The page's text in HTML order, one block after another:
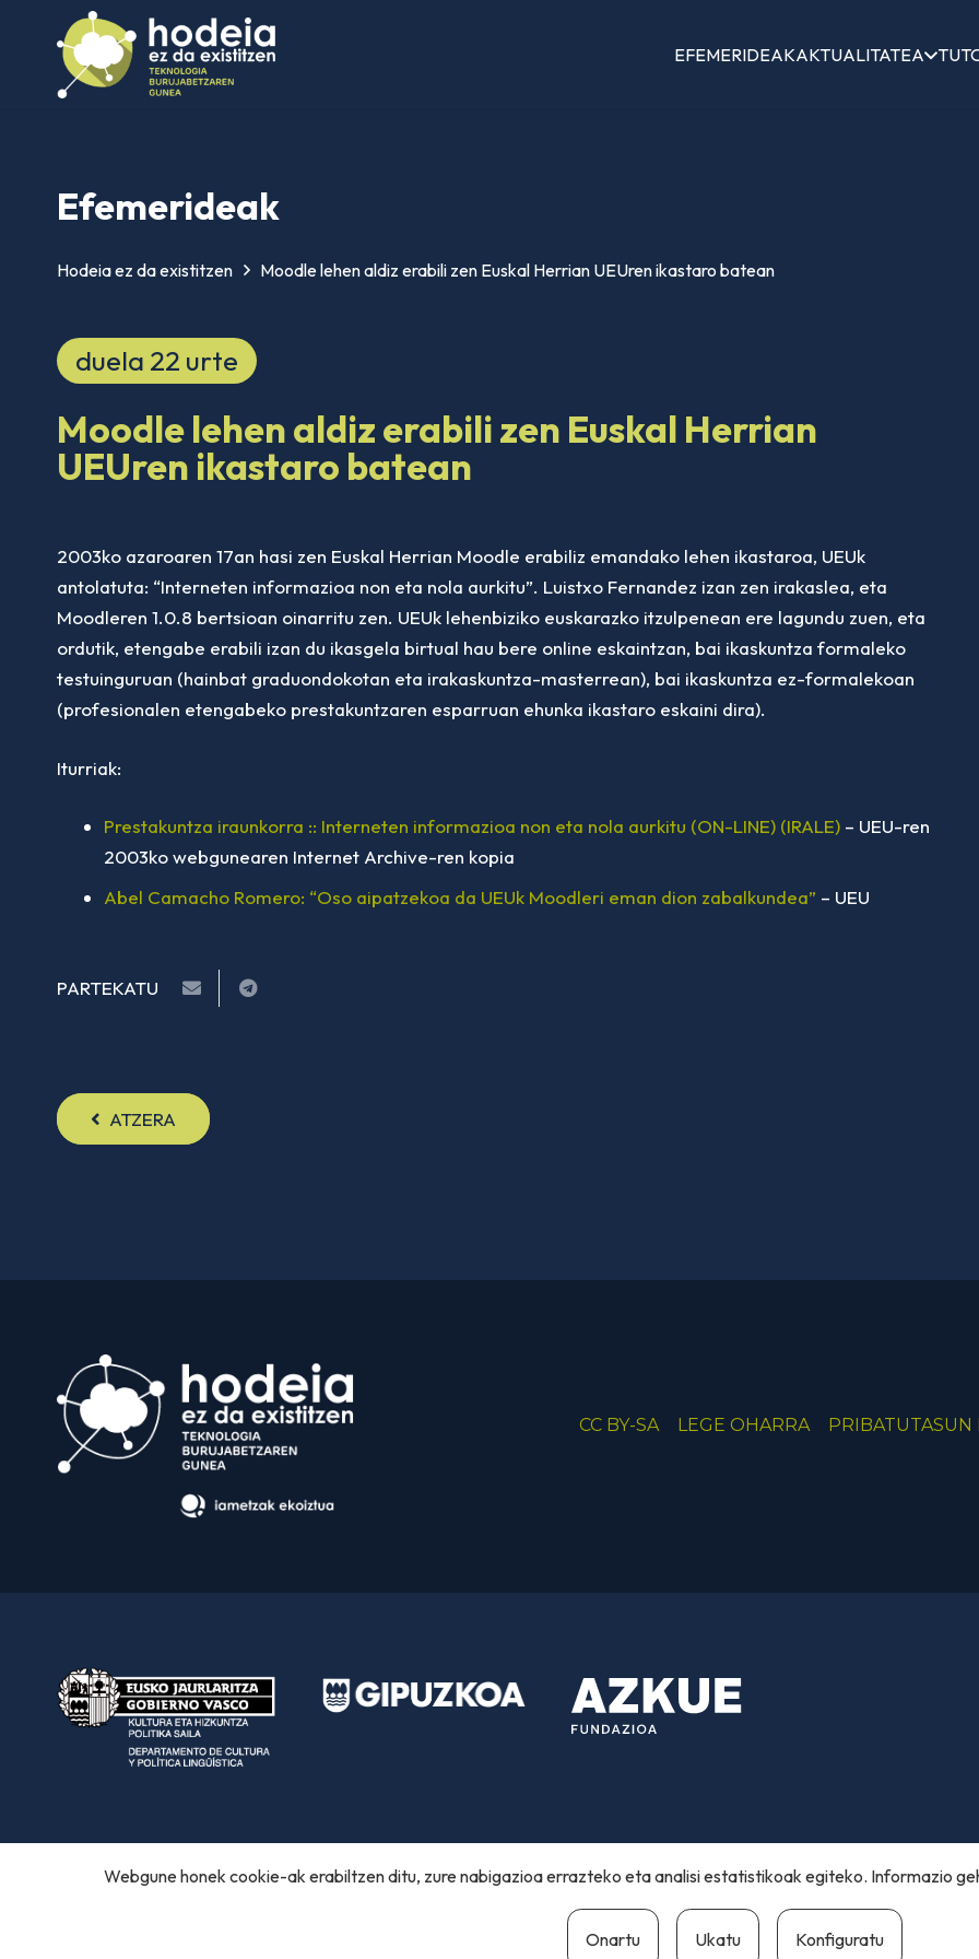
EFEMERIDEAKAKTUALITATEA
Efemerideak
Hodeia ez da existitzen Moodle lehen aldiz erabili zen Euskal Herrian UEUren ikastaro batean
duela 22 urte
Moodle lehen aldiz erabili zen Euskal Herrian
UEUren ikastaro batean
2003ko azaroaren 17an hasi zen Euskal Herrian Moodle erabiliz emandako lehen ikastaroa, UEUk
antolatuta: “Interneten informazioa non eta nola aurkitu”. Luistxo Fernandez izan zen irakaslea, eta
Moodleren 1.0.8 bertsioan oinarritu zen. UEUk lehenbiziko euskarazko itzulpenean ere lagundu zuen, eta
ordutik, etengabe erabili izan du ikasgela birtual hau bere online eskaintzan, bai ikaskuntza formaleko
testuinguruan (hainbat graduondokotan eta irakaskuntza-masterrean), bai ikaskuntza ez-formalekoan
(profesionalen etengabeko prestakuntzaren esparruan ehunka ikastaro eskaini dira).
Iturriak:
Prestakuntza iraunkorra :: Interneten informazioa non eta nola aurkitu (ON-LINE) (IRALE)– UEU-ren
2003ko webgunearen Internet Archive-ren kopia
Abel Camacho Romero: “Oso aipatzekoa da UEUk Moodleri eman dion zabalkundea” – UEU
PARTEKATU
ATZERA
CC BY-SA LEGE OHARRA
Webgune honek cookie-ak erabiltzen ditu, zure nabigazioa errazteko eta analisi estatistikoak egiteko. Informazio
Onartu Ukatu Konfiguratu